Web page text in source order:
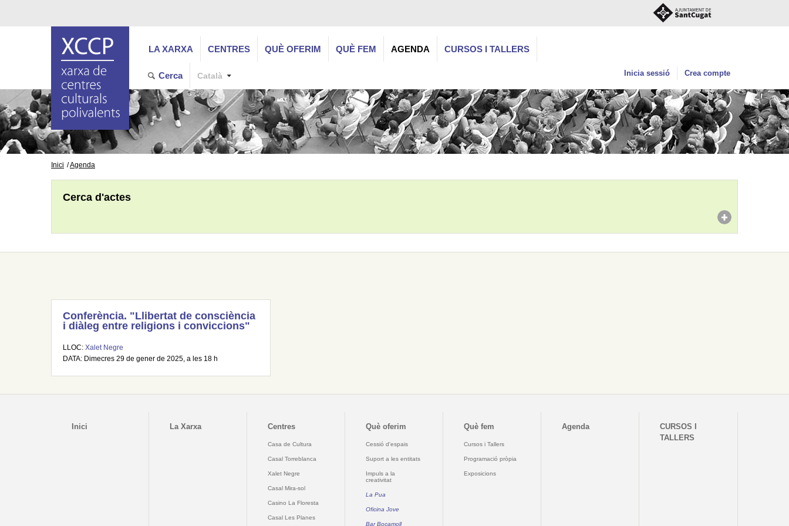
LA XARXA CENTRES QUÈ OFERIM QUÈ FEM AGENDA CURSOS I TALLERS
Cerca Català Inicia sessió Crea compte
Inici Agenda
Cerca d'actes
Conferència. "Llibertat de consciència
i diàleg entre religions i conviccions"
LLOC: Xalet Negre
DATA: Dimecres 29 de gener de 2025, a les 18 h
Inici La Xarxa Centres
Casa de Cultura
Casal Torreblanca
Xalet Negre
Casal Mira-sol
Casino La Floresta
Casal Les Planes
Què oferim
Cessió d'espais
Suport a les entitats
Impuls a la
creativitat
La Pua
Oficina Jove
Bar Bocamoll
Què fem
Cursos i Tallers
Programació pròpia
Exposicions
Agenda
CURSOS I
TALLERS